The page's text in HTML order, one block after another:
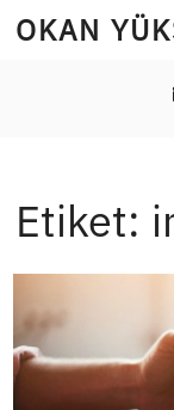
SkipOKAN
Etiket: